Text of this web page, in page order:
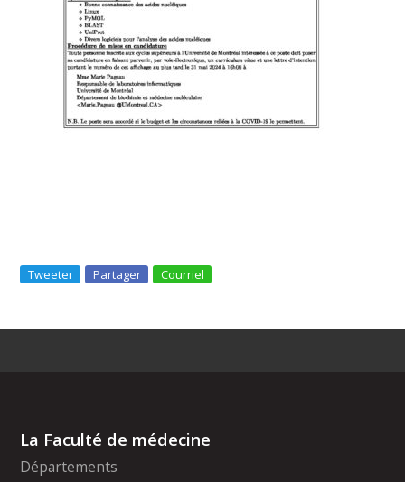
Tweeter Partager Courriel
La Faculté de médecine
Départements